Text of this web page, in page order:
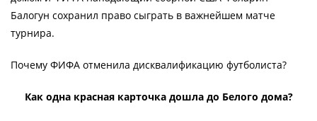
Балогун сохранил право сыграть в важнейшем матче
турнира.
Почему ФИФА отменила дисквалификацию футболиста?
Как одна красная карточка дошла до Белого дома?